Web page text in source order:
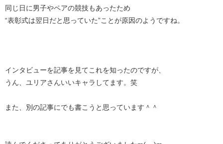
同じ日に男子やペアの競技もあったため
“表彰式は翌日だと思っていた”ことが原因のようですね。
インタビューを記事を見てこれを知ったのですが、
うん、ユリアさんいいキャラしてます。笑
また、別の記事にでも書こうと思っています＾＾